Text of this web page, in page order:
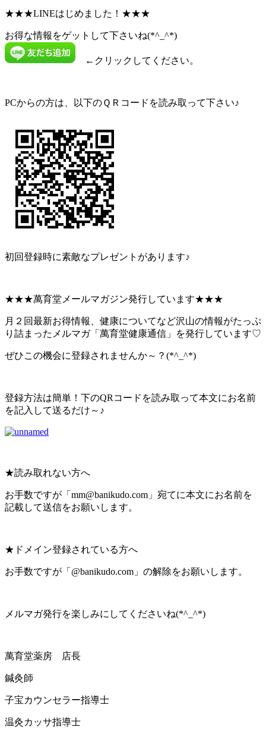
★★★LINEはじめました！★★★
お得な情報をゲットして下さいね(*^_^*)
←クリックしてください。
PCからの方は、以下のＱＲコードを読み取って下さい♪
初回登録時に素敵なプレゼントがあります♪
★★★萬育堂メールマガジン発行しています★★★
月２回最新お得情報、健康についてなど沢山の情報がたっぷ
り詰まったメルマガ「萬育堂健康通信」を発行しています♡
ぜひこの機会に登録されませんか～？(*^_^*)
登録方法は簡単！下のQRコードを読み取って本文にお名前
を記入して送るだけ～♪
★読み取れない方へ
お手数ですが「mm@banikudo.com」宛てに本文にお名前を
記載して送信をお願いします。
★ドメイン登録されている方へ
お手数ですが「@banikudo.com」の解除をお願いします。
メルマガ発行を楽しみにしてくださいね(*^_^*)
萬育堂薬房 店長
鍼灸師
子宝カウンセラー指導士
温灸カッサ指導士